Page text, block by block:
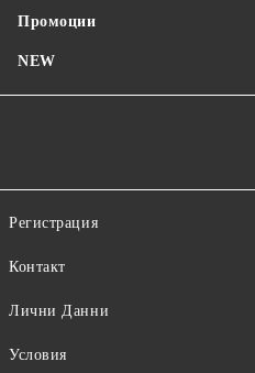
Промоции
NEW
Регистрация
Контакт
Лични Данни
Условия